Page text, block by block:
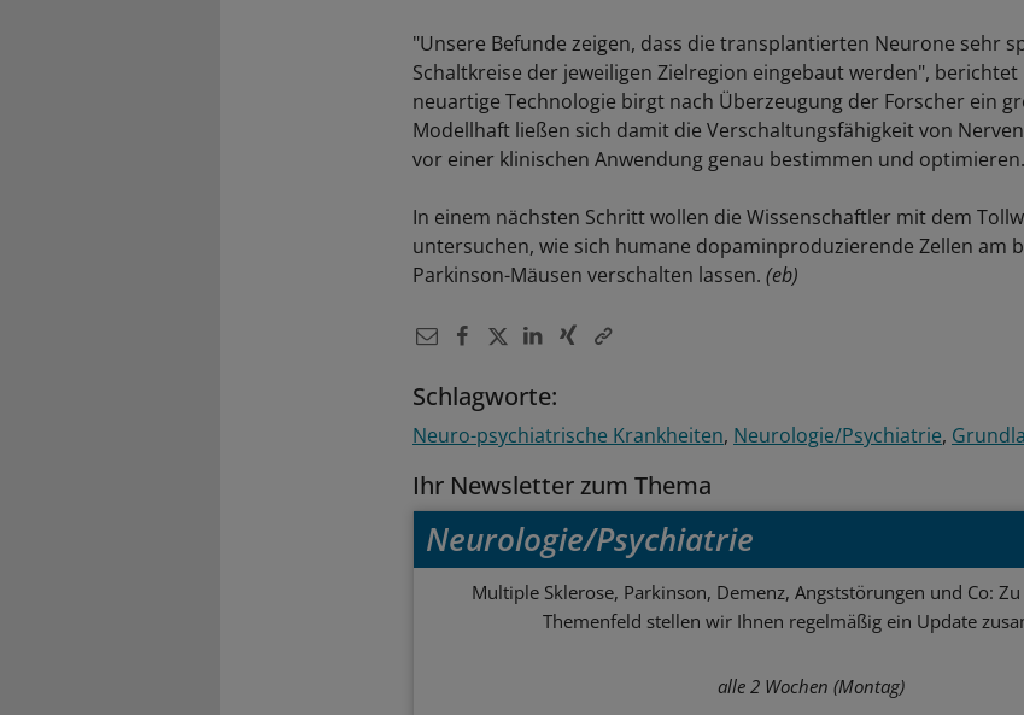
"Unsere Befunde zeigen, dass die transplantierten Neurone sehr
Schaltkreise der jeweiligen Zielregion eingebaut werden", berichtet
neuartige Technologie birgt nach Überzeugung der Forscher ein
Modellhaft ließen sich damit die Verschaltungsfähigkeit von
vor einer klinischen Anwendung genau bestimmen und optimieren.
In einem nächsten Schritt wollen die Wissenschaftler mit dem
untersuchen, wie sich humane dopaminproduzierende Zellen am
Parkinson-Mäusen verschalten lassen. (eb)
Schlagworte:
Neuro-psychiatrische Krankheiten Neurologie/Psychiatrie
Ihr Newsletter zum Thema
Neurologie/Psychiatrie
Multiple Sklerose, Parkinson, Demenz, Angststörungen und Co:
Themenfeld stellen wir Ihnen regelmäßig ein Update
alle 2 Wochen (Montag)